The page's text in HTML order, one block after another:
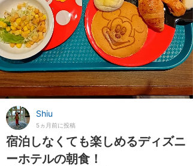
Shiu
5ヵ月前に投稿
宿泊しなくても楽しめるディズニ
ーホテルの朝食！